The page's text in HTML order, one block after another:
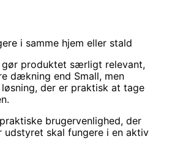
i samme hjem eller stald
produktet særligt relevant,
dækning end Small, men
der er praktisk at tage
brugervenlighed, der
udstyret skal fungere i en aktiv